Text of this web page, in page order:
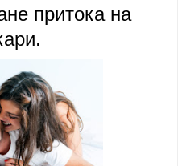
притока на